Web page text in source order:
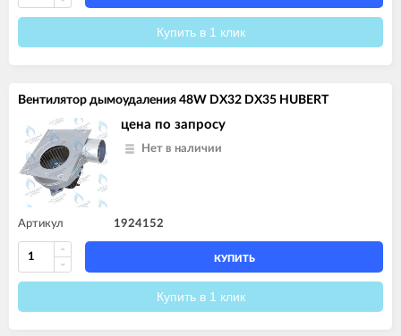
Купить в 1 клик
Вентилятор дымоудаления 48W DX32 DX35 HUBERT
цена по запросу
Нет в наличии
Артикул 1924152
КУПИТЬ
Купить в 1 клик